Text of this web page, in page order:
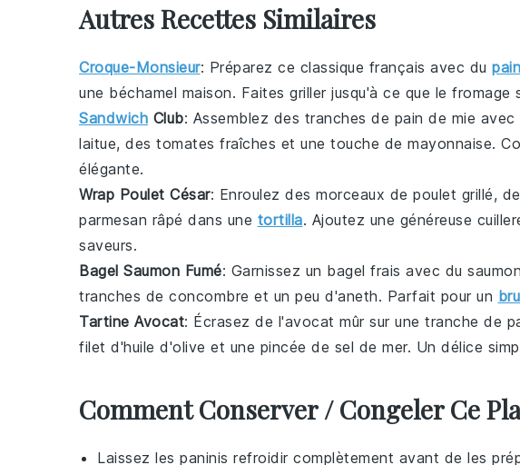
Autres Recettes Similaires
Croque-Monsieur: Préparez ce classique français avec du
une béchamel maison. Faites griller jusqu'à ce que le
Sandwich Club: Assemblez des tranches de pain de mie
laitue, des tomates fraîches et une touche de mayonnaise.
élégante.
Wrap Poulet César: Enroulez des morceaux de poulet grillé,
parmesan râpé dans une tortilla. Ajoutez une généreuse
saveurs.
Bagel Saumon Fumé: Garnissez un bagel frais avec du
tranches de concombre et un peu d'aneth. Parfait pour un
Tartine Avocat: Écrasez de l'avocat mûr sur une tranche de
filet d'huile d'olive et une pincée de sel de mer. Un délice
Comment Conserver / Congeler Ce
Laissez les paninis refroidir complètement avant de les